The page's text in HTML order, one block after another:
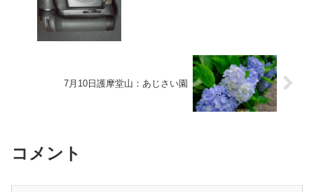
7月10日護摩堂山：あじさい園
コメント